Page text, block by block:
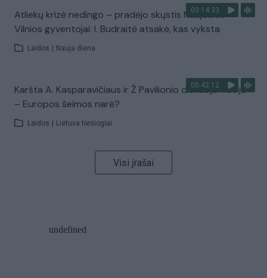
00:14:33
Atliekų krizė nedingo – pradėjo skųstis Naujosios
Vilnios gyventojai: I. Budraitė atsakė, kas vyksta
Laidos Nauja diena
00:42:12
Karšta A. Kasparavičiaus ir Ž Pavilionio diskusija: Rusija
– Europos šeimos narė?
Laidos Lietuva tiesiogiai
Visi įrašai